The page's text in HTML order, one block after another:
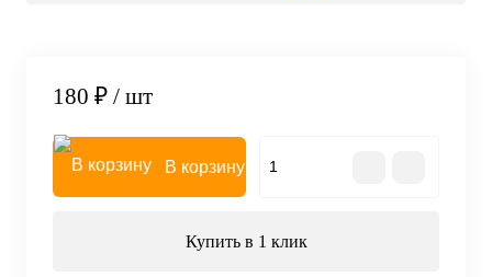
180 ₽ / шт
В корзину
Купить в 1 клик